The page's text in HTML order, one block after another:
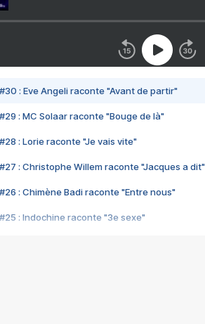
#30 : Eve Angeli raconte "Avant de partir"
#29 : MC Solaar raconte "Bouge de là"
#28 : Lorie raconte "Je vais vite"
#27 : Christophe Willem raconte "Jacques a dit"
#26 : Chimène Badi raconte "Entre nous"
#25 : Indochine raconte "3e sexe"